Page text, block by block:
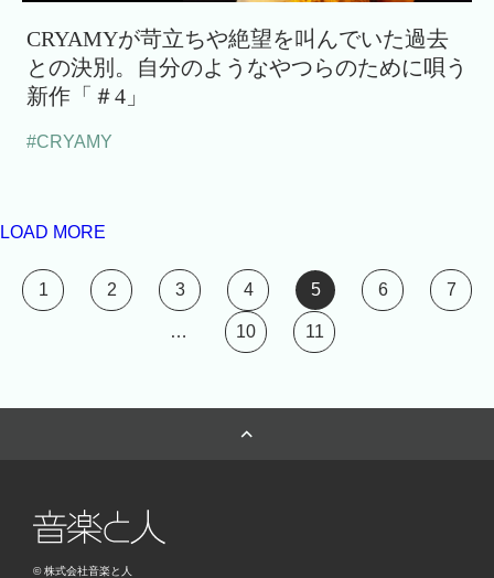
CRYAMYが苛立ちや絶望を叫んでいた過去
との決別。自分のようなやつらのために唄う
新作「＃4」
#CRYAMY
LOAD MORE
1 2 3 4 5 6 7
… 10 11
© 株式会社音楽と人